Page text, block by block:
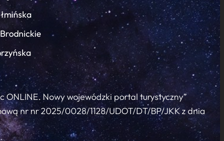
ONLINE. Nowy wojewódzki portal turystyczny”
nr nr 2025/0028/1128/UDOT/DT/BP/JKK z dnia